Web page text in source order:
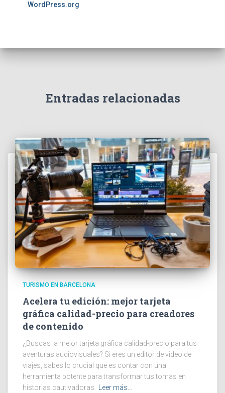
WordPress.org
Entradas relacionadas
TURISMO EN BARCELONA
Acelera tu edición: mejor tarjeta
gráfica calidad-precio para creadores
de contenido
¿Buscas la mejor tarjeta gráfica calidad-precio para tus
aventuras audiovisuales? Si eres un editor de video de
viajes, sabes lo crucial que es contar con una
herramienta potente para transformar tus tomas en
historias cautivadoras.
Leer más…